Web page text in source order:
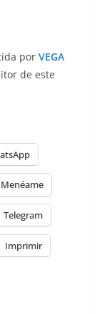
por VEGA
de este
Menéame
Telegram
Imprimir